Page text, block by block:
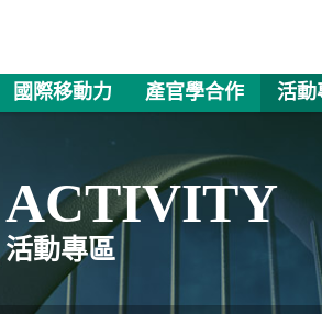
國際移動力 產官學合作 活動
ACTIVITY
活動專區